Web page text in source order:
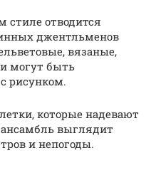
стиле отводится
джентльменов
вязаные,
могут быть
рисунком.
которые надевают
выглядит
и непогоды.